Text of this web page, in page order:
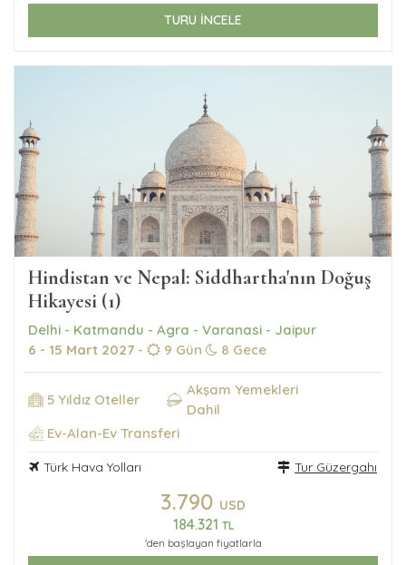
TURU İNCELE
Hindistan ve Nepal: Siddhartha'nın Doğuş
Hikayesi (1)
Delhi - Katmandu - Agra - Varanasi - Jaipur
6 - 15 Mart 2027 - 9 Gün 8 Gece
5 Yıldız Oteller
Akşam Yemekleri
Dahil
Ev-Alan-Ev Transferi
Türk Hava Yolları Tur Güzergahı
3.790 USD
184.321 TL
'den başlayan fiyatlarla